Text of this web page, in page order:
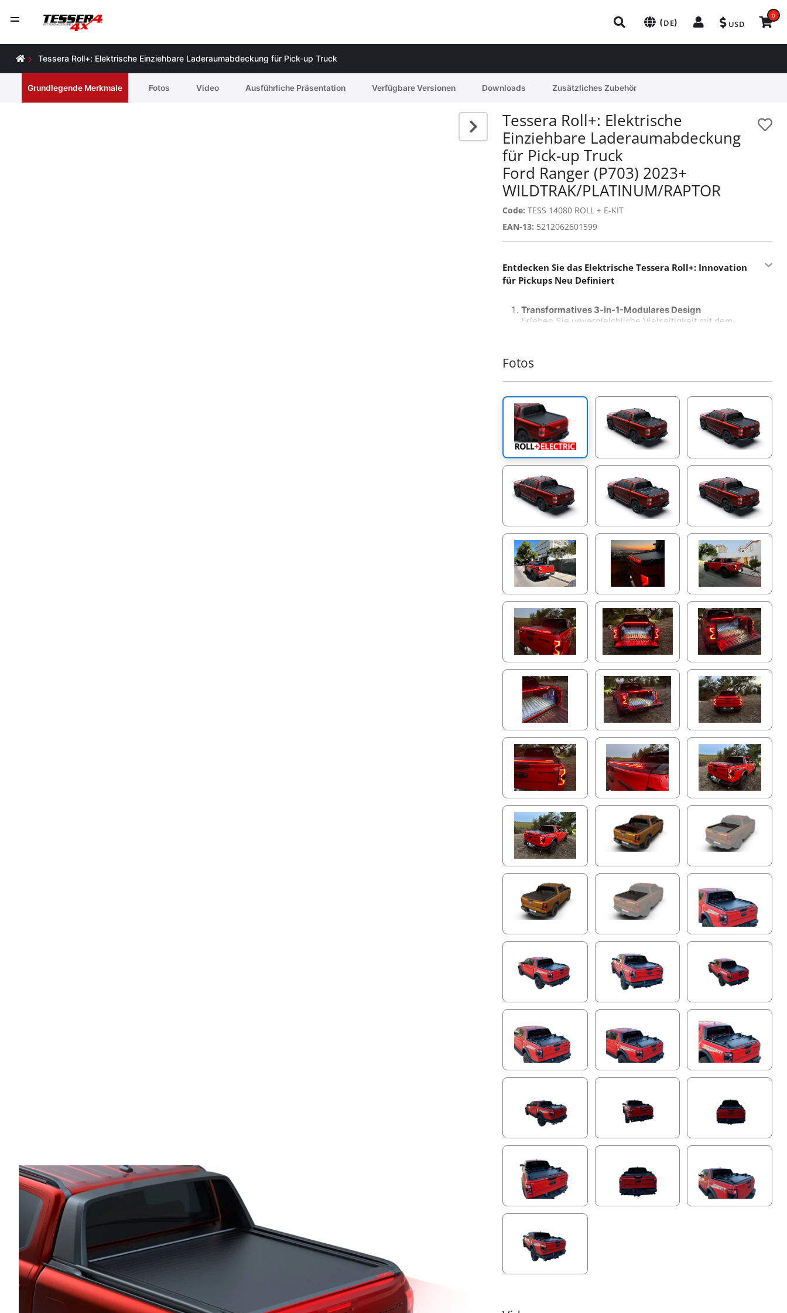
(DE) USD
0
Tessera Roll+: Elektrische Einziehbare Laderaumabdeckung für Pick-up Truck
Grundlegende Merkmale Fotos Video Ausführliche Präsentation Verfügbare Versionen Downloads Zusätzliches Zubehör
Tessera Roll+: Elektrische
Einziehbare Laderaumabdeckung
für Pick-up Truck
Ford Ranger (P703) 2023+
WILDTRAK/PLATINUM/RAPTOR
Code: TESS 14080 ROLL + E-KIT
EAN-13: 5212062601599
Entdecken Sie das Elektrische Tessera Roll+: Innovation
für Pickups Neu Definiert
Transformatives 3-in-1-Modulares Design
Erleben Sie unvergleichliche Vielseitigkeit mit dem
zurück – ohne das gesamte System austauschen zu
freizuschalten und einen neuen Standard in der globalen
4x4-Industrie zu setzen.
Intelligente Steuerplatine mit KI
Willkommen in der Zukunft der Rollabdeckungen mit der
KI-gesteuerten Steuerplatine von Tessera. Dieses
fortschrittliche System bietet Funktionen wie Auto-
Kalibrierung und proaktive Wartungsbenachrichtigungen
in Echtzeit – sei es Wasserblockade im Behälter,
Schmierbedarf der Seitenschienen oder Diagnosen von
Verkabelung und Motor. Wählen Sie aus vier praktischen
Betriebsmodi:
• Fernbedienung
• Mobile App Tessera Roll+
• Sprachbefehle
• Ein-Knopf-Bedienung für die hintere Lamelle
Fortschrittliche Integrierte LED-Beleuchtung
Verbessern Sie Sicht und Sicherheit mit dem innovativen
eingebauten elektrischen System des Tessera Roll+. Die
rote LED-Leiste dient als Bremslicht, Warnblinkleuchte,
Abblendlicht und Hindernisindikator. Die dynamische
weiße LED-Leiste über die gesamte Länge, einzigartig
auf der beweglichen Endlamelle positioniert, bewegt sich
nahtlos mit der Abdeckung und sorgt für eine
gleichmäßige und vollständige Beleuchtung der
Ladefläche bei Nacht, selbst bei voller Beladung.
Erweiterte Mobile App-Integration mit
Zukunftssicheren Updates
Übernehmen Sie die volle Kontrolle über Ihr Tessera
Roll+ mit der intuitiven mobilen App. Genießen Sie
Echtzeit-Animationen Ihres Fahrzeugs, verwalten Sie
mehrere Tessera Roll+-Einheiten in Ihrer Flotte, passen
Sie LED-Lichteinstellungen an, überwachen Sie
Betriebszyklen, koppeln Sie neue Fernbedienungen und
greifen Sie auf detaillierte Schritt-für-Schritt-
Anleitungen zu – alles in Ihrer Hand. Bleiben Sie mit
nahtlosen Firmware-Updates über die KI-Platine stets
auf dem neuesten Stand, damit Ihr Tessera Roll+ immer
die neuesten Funktionen bietet, genau wie Ihr
Smartphone.
Einzigartige Backup-Funktionalität
Das Tessera Roll+ ist die einzige Rollabdeckung in der
4x4-Industrie, die bei einem Motorausfall innerhalb einer
Minute auf eine vollständig funktionale manuelle Version
umgestellt werden kann. Dies gewährleistet eine
kontinuierliche Nutzung, während auf Ersatzteile
gewartet wird, und eliminiert Ausfallzeiten und
Unannehmlichkeiten.
Im manuellen Modus bietet das Tessera Roll+
außergewöhnliche Sicherheit dank seines Aluminium-
Zahnschloss-Systems. Der benutzerfreundliche
Freigabemechanismus mit Riemen oder Griff sorgt für
einen reibungslosen Betrieb bei jedem Wetter, von
eisiger Kälte bis hin zu sengender Hitze.
Verbesserte Sicherheit mit Hinderniserkennung in
Echtzeit
Schützen Sie, was Ihnen am wichtigsten ist, mit
physischen Sensoren, die in die hintere Lamelle
integriert sind. Im Gegensatz zu herkömmlichen
Systemen erkennen diese Sensoren Hindernisse sofort
und bieten zusätzlichen Schutz für Kinder, Haustiere und
empfindliche Ladungen.
Verstärkte Sicherheitslamellen für Ultimative
Das Tessera Roll+ verfügt über schnittfeste
Aluminiumlamellen für 100 % Ladesicherheit. Mit Gummi
verstärkt, bieten diese Lamellen eine hervorragende
Isolierung und schützen Ihre Ladung vor
Fotos